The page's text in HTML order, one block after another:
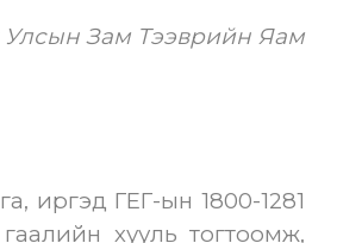
Улсын Зам Тээврийн Яам
иргэд ГЕГ-ын 1800-1281
хууль тогтоомж,